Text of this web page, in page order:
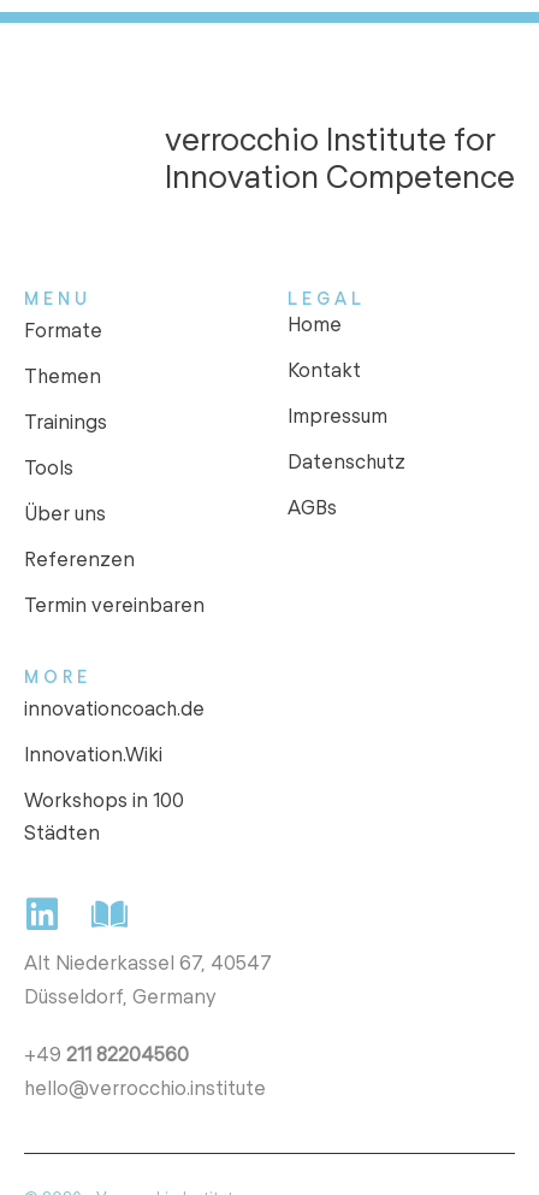
verrocchio Institute for
Innovation Competence
MENU
Formate
Themen
Trainings
Tools
Über uns
Referenzen
Termin vereinbaren
LEGAL
Home
Kontakt
Impressum
Datenschutz
AGBs
MORE
innovationcoach.de
Innovation.Wiki
Workshops in 100
Städten
Alt Niederkassel 67, 40547
Düsseldorf, Germany
+49 211 82204560
hello@verrocchio.institute